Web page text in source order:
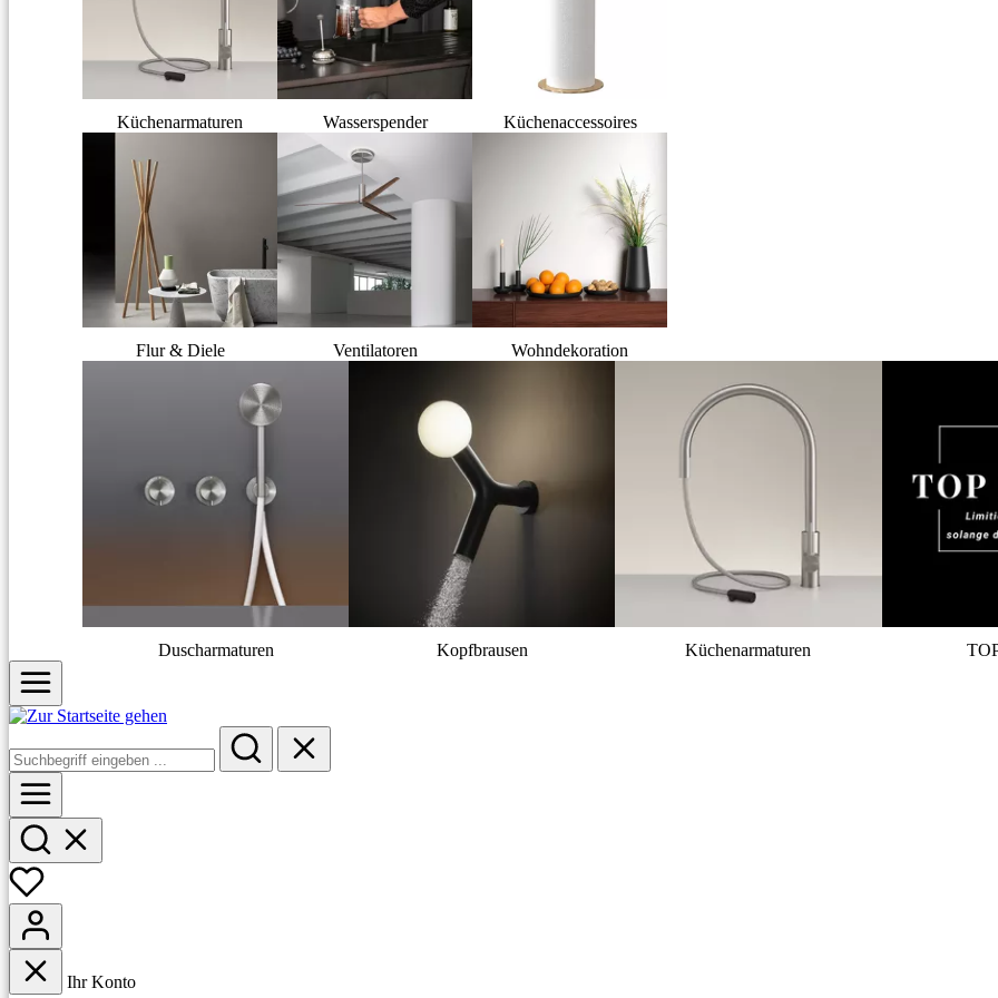
Küchenarmaturen Wasserspender Küchenaccessoires
Flur & Diele Ventilatoren Wohndekoration
Duscharmaturen Kopfbrausen Küchenarmaturen
Ihr Konto